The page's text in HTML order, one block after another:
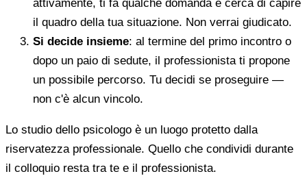
attivamente, ti fa qualche domanda e cerca di capire
il quadro della tua situazione. Non verrai giudicato.
Si decide insieme: al termine del primo incontro o
dopo un paio di sedute, il professionista ti propone
un possibile percorso. Tu decidi se proseguire —
non c'è alcun vincolo.
Lo studio dello psicologo è un luogo protetto dalla
riservatezza professionale. Quello che condividi durante
il colloquio resta tra te e il professionista.